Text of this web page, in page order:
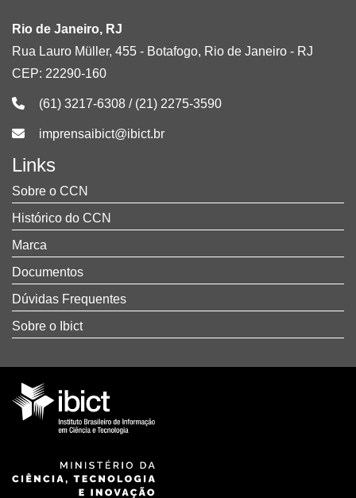
Rio de Janeiro, RJ
Rua Lauro Müller, 455 - Botafogo, Rio de Janeiro - RJ
CEP: 22290-160
(61) 3217-6308 / (21) 2275-3590
imprensaibict@ibict.br
Links
Sobre o CCN
Histórico do CCN
Marca
Documentos
Dúvidas Frequentes
Sobre o Ibict